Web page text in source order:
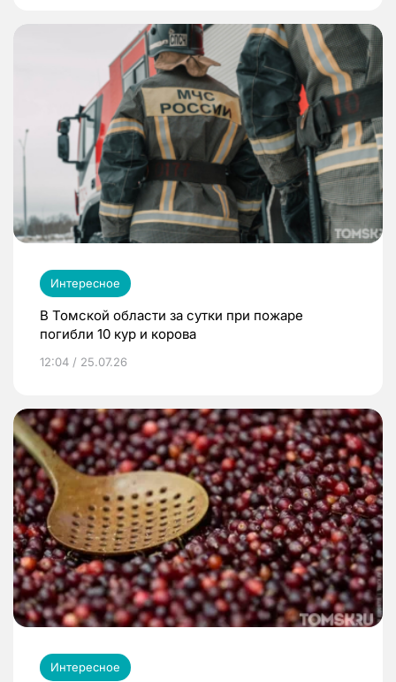
Интересное
В Томской области за сутки при пожаре
погибли 10 кур и корова
12:04 / 25.07.26
Интересное